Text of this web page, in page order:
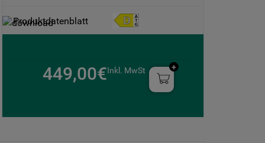
Produktdatenblatt
449,00€Inkl. MwSt